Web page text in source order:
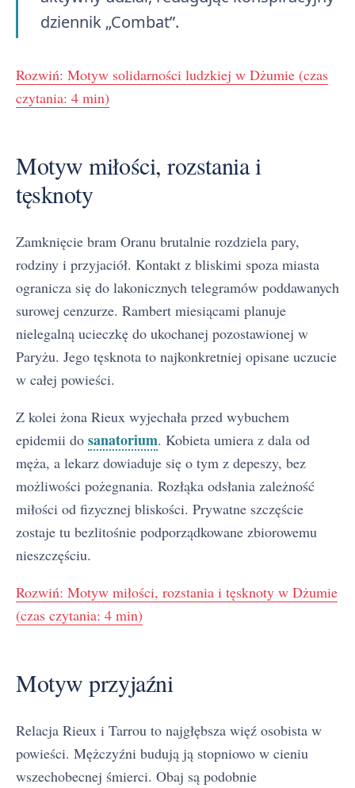
dziennik „Combat”.
Rozwiń: Motyw solidarności ludzkiej w Dżumie (czas
czytania: 4 min)
Motyw miłości, rozstania i
tęsknoty
Zamknięcie bram Oranu brutalnie rozdziela pary,
rodziny i przyjaciół. Kontakt z bliskimi spoza miasta
ogranicza się do lakonicznych telegramów poddawanych
surowej cenzurze. Rambert miesiącami planuje
nielegalną ucieczkę do ukochanej pozostawionej w
Paryżu. Jego tęsknota to najkonkretniej opisane uczucie
w całej powieści.
Z kolei żona Rieux wyjechała przed wybuchem
epidemii do sanatorium. Kobieta umiera z dala od
męża, a lekarz dowiaduje się o tym z depeszy, bez
możliwości pożegnania. Rozłąka odsłania zależność
miłości od fizycznej bliskości. Prywatne szczęście
zostaje tu bezlitośnie podporządkowane zbiorowemu
nieszczęściu.
Rozwiń: Motyw miłości, rozstania i tęsknoty w Dżumie
(czas czytania: 4 min)
Motyw przyjaźni
Relacja Rieux i Tarrou to najgłębsza więź osobista w
powieści. Mężczyźni budują ją stopniowo w cieniu
wszechobecnej śmierci. Obaj są podobnie